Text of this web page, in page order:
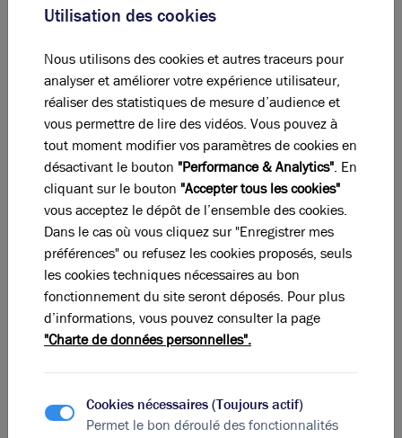
Bureaux
Total Cellule Activités
- Parking
Total
Eléments affichés non contractuels
DPE & GES
B C D E F G
Diagnostic DPE en cours
Utilisation des cookies
Nous utilisons des cookies et autres traceurs pour
analyser et améliorer votre expérience utilisateur,
réaliser des statistiques de mesure d’audience et
vous permettre de lire des vidéos. Vous pouvez à
tout moment modifier vos paramètres de cookies en
désactivant le bouton "Performance & Analytics". En
cliquant sur le bouton "Accepter tous les cookies"
vous acceptez le dépôt de l’ensemble des cookies.
Dans le cas où vous cliquez sur "Enregistrer mes
préférences" ou refusez les cookies proposés, seuls
les cookies techniques nécessaires au bon
fonctionnement du site seront déposés. Pour plus
d’informations, vous pouvez consulter la page
"Charte de données personnelles".
Cookies nécessaires (Toujours actif)
Permet le bon déroulé des fonctionnalités